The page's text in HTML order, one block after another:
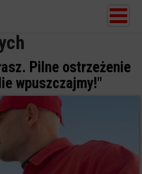
Pilne ostrzeżenie
wpuszczajmy!"